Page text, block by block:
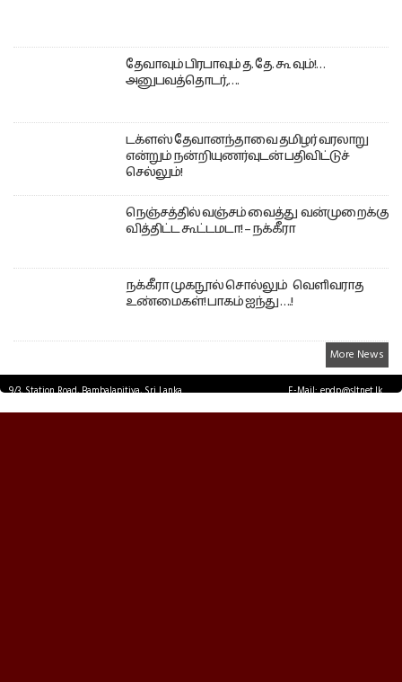
தேவாவும் பிரபாவும் த. தே. கூ வும்!…
அனுபவத்தொடர்,….
டக்ளஸ் தேவானந்தாவை தமிழர் வரலாறு
என்றும் நன்றியுணர்வுடன் பதிவிட்டுச்
செல்லும்!
நெஞ்சத்தில் வஞ்சம் வைத்து வன்முறைக்கு
வித்திட்ட கூட்டமடா! – நக்கீரா
நக்கீரா முகநூல் சொல்லும் வெளிவராத
உண்மைகள்! பாகம் ஐந்து ….!
More News
9/3, Station Road, Bambalapitiya, Sri Lanka.
E-Mail: epdp@sltnet.lk